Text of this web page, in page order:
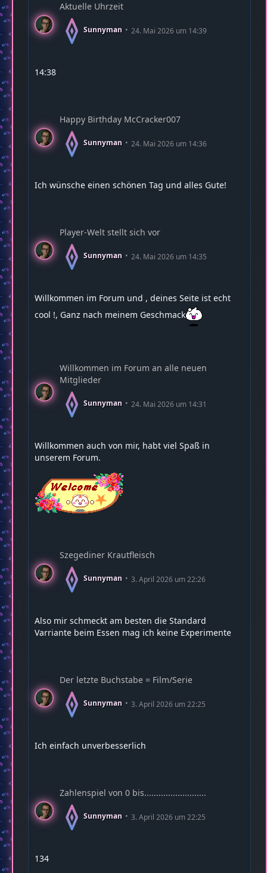
Aktuelle Uhrzeit
Sunnyman 24. Mai 2026 um 14:39
14:38
Happy Birthday McCracker007
Sunnyman 24. Mai 2026 um 14:36
Ich wünsche einen schönen Tag und alles Gute!
Player-Welt stellt sich vor
Sunnyman 24. Mai 2026 um 14:35
Willkommen im Forum und , deines Seite ist echt
cool !, Ganz nach meinem Geschmack
Willkommen im Forum an alle neuen
Mitglieder
Sunnyman 24. Mai 2026 um 14:31
Willkommen auch von mir, habt viel Spaß in
unserem Forum.
Szegediner Krautfleisch
Sunnyman 3. April 2026 um 22:26
Also mir schmeckt am besten die Standard
Varriante beim Essen mag ich keine Experimente
Der letzte Buchstabe = Film/Serie
Sunnyman 3. April 2026 um 22:25
Ich einfach unverbesserlich
Zahlenspiel von 0 bis..........................
Sunnyman 3. April 2026 um 22:25
134